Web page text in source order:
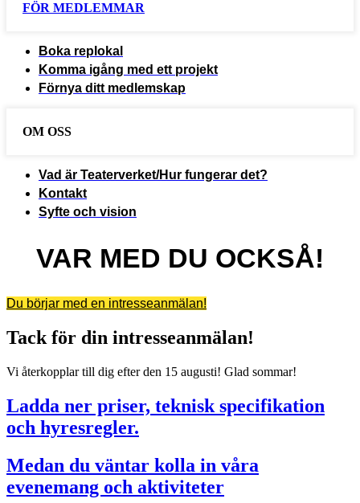
FÖR MEDLEMMAR
Boka replokal
Komma igång med ett projekt
Förnya ditt medlemskap
OM OSS
Vad är Teaterverket/Hur fungerar det?
Kontakt
Syfte och vision
VAR MED DU OCKSÅ!
Du börjar med en intresseanmälan!
Tack för din intresseanmälan!
Vi återkopplar till dig efter den 15 augusti! Glad sommar!
Ladda ner priser, teknisk specifikation
och hyresregler.
Medan du väntar kolla in våra
evenemang och aktiviteter